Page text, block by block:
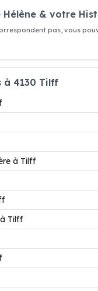
Hélène & votre
pas, vous
à 4130 Tilff
à Tilff
Tilff